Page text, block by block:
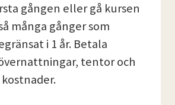
gången eller gå kursen
många gånger som
i 1 år. Betala
tentor och